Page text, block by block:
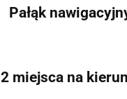
Pałąk
2 miejsca na